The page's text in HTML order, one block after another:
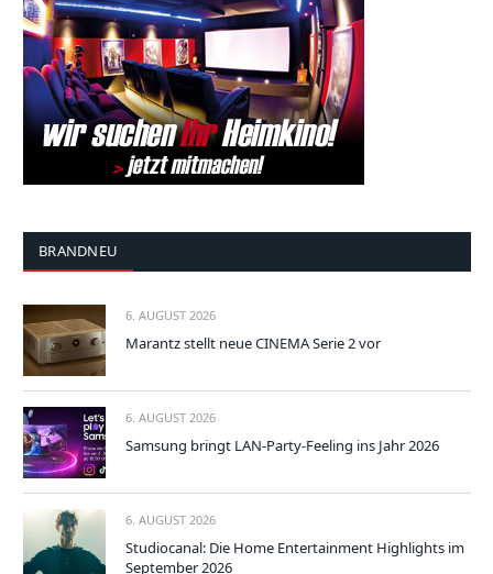
BRANDNEU
6. AUGUST 2026
Marantz stellt neue CINEMA Serie 2 vor
6. AUGUST 2026
Samsung bringt LAN-Party-Feeling ins Jahr 2026
6. AUGUST 2026
Studiocanal: Die Home Entertainment Highlights im
September 2026